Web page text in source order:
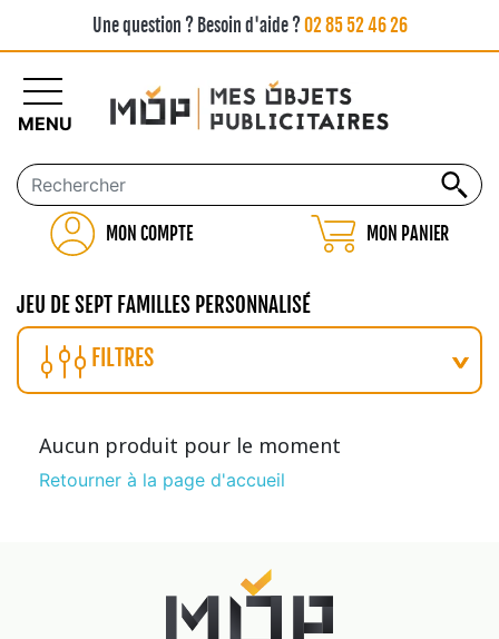
Une question ? Besoin d'aide ?02 85 52 46 26
MON COMPTE MON PANIER
MENU
JEU DE SEPT FAMILLES PERSONNALISÉ
FILTRES
Aucun produit pour le moment
Retourner à la page d'accueil